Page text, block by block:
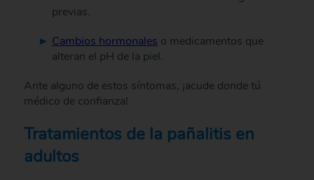
previas.
Cambios hormonales o medicamentos que
alteran el pH de la piel.
Ante alguno de estos síntomas, ¡acude donde tú
médico de confianza!
Tratamientos de la pañalitis en
adultos